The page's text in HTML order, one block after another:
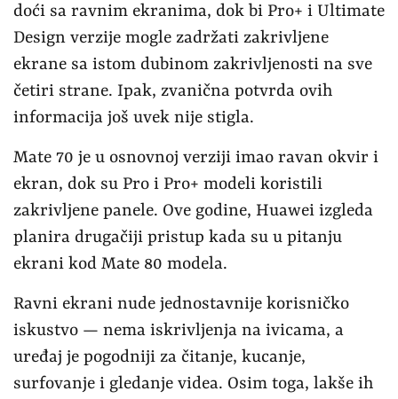
doći sa ravnim ekranima, dok bi Pro+ i Ultimate
Design verzije mogle zadržati zakrivljene
ekrane sa istom dubinom zakrivljenosti na sve
četiri strane. Ipak, zvanična potvrda ovih
informacija još uvek nije stigla.
Mate 70 je u osnovnoj verziji imao ravan okvir i
ekran, dok su Pro i Pro+ modeli koristili
zakrivljene panele. Ove godine, Huawei izgleda
planira drugačiji pristup kada su u pitanju
ekrani kod Mate 80 modela.
Ravni ekrani nude jednostavnije korisničko
iskustvo — nema iskrivljenja na ivicama, a
uređaj je pogodniji za čitanje, kucanje,
surfovanje i gledanje videa. Osim toga, lakše ih